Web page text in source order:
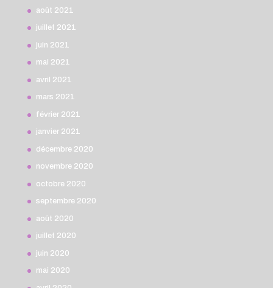
août 2021
juillet 2021
juin 2021
mai 2021
avril 2021
mars 2021
février 2021
janvier 2021
décembre 2020
novembre 2020
octobre 2020
septembre 2020
août 2020
juillet 2020
juin 2020
mai 2020